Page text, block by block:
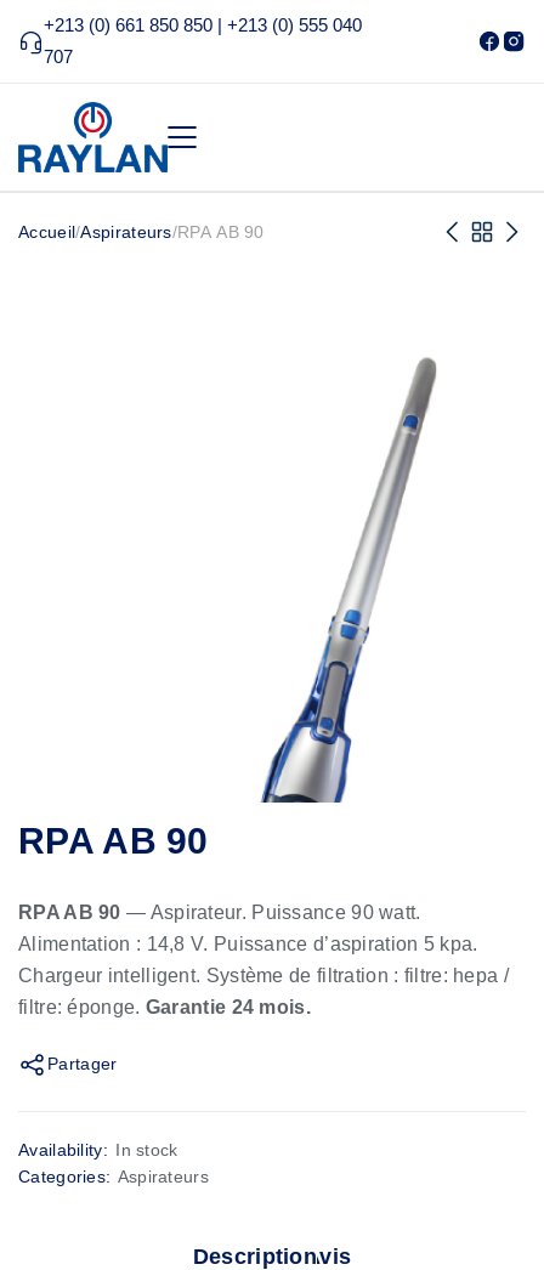
+213 (0) 661 850 850 | +213 (0) 555 040
707
Accueil/Aspirateurs/RPA AB 90
RPA AB 90
RPA AB 90 — Aspirateur. Puissance 90 watt.
Alimentation : 14,8 V. Puissance d’aspiration 5 kpa.
Chargeur intelligent. Système de filtration : filtre: hepa /
filtre: éponge. Garantie 24 mois.
Partager
Availability: In stock
Categories: Aspirateurs
DescriptionAvis